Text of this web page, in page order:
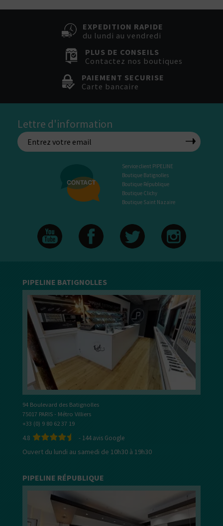
EXPEDITION RAPIDE
du lundi au vendredi
PLUS DE CONSEILS
Contactez nos boutiques
PAIEMENT SECURISE
Carte bancaire
Lettre d'information
Service client PIPELINE
Boutique Batignolles
Boutique République
Boutique Clichy
Boutique Saint Nazaire
PIPELINE BATIGNOLLES
94 Boulevard des Batignolles
75017 PARIS - Métro Villiers
+33 (0) 9 80 62 37 19
4.8 - 144avis Google
Ouvert du lundi au samedi de 10h30 à 19h30
PIPELINE RÉPUBLIQUE